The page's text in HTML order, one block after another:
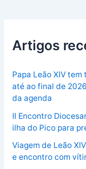
Artigos
Papa Leão XIV
até ao final de
da agenda
II Encontro
ilha do Pico para
Viagem de Leão
e encontro com